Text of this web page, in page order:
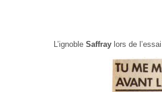
L’ignoble Saffray lors de